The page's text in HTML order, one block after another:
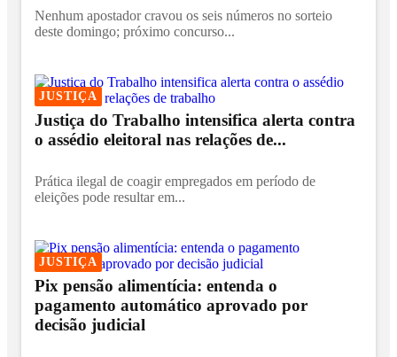
Nenhum apostador cravou os seis números no sorteio
deste domingo; próximo concurso...
JUSTIÇA
Justiça do Trabalho intensifica alerta contra
o assédio eleitoral nas relações de...
Prática ilegal de coagir empregados em período de
eleições pode resultar em...
JUSTIÇA
Pix pensão alimentícia: entenda o
pagamento automático aprovado por
decisão judicial